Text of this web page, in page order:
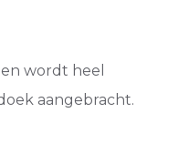
wordt heel
aangebracht.